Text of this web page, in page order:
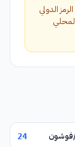
الدولي
الهاتف المحلي
فوشون 24